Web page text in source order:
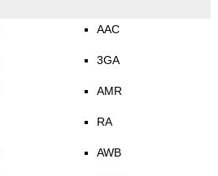
AAC
3GA
AMR
RA
AWB